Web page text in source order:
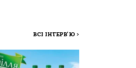
ВСІ ІНТЕРВ'Ю >